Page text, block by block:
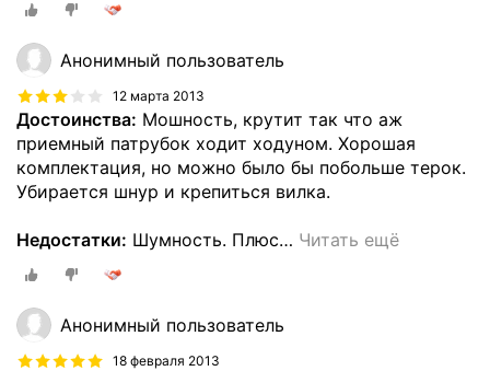
Анонимный пользователь
12 марта 2013
Достоинства: Мошность, крутит так что аж
приемный патрубок ходит ходуном. Хорошая
комплектация, но можно было бы побольше терок.
Убирается шнур и крепиться вилка.
Недостатки: Шумность. Плюс… Читать ещё
Анонимный пользователь
18 февраля 2013